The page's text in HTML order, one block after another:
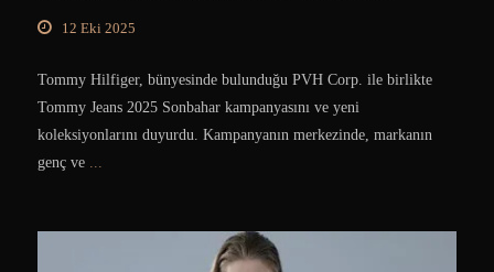
12 Eki 2025
Tommy Hilfiger, bünyesinde bulunduğu PVH Corp. ile birlikte
Tommy Jeans 2025 Sonbahar kampanyasını ve yeni
koleksiyonlarını duyurdu. Kampanyanın merkezinde, markanın
genç ve